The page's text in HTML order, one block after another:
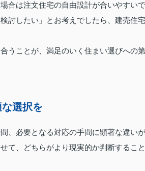
合は注文住宅の自由設計が合いやすいで
討したい」とお考えでしたら、建売住宅
うことが、満足のいく住まい選びへの第
選択を
、必要となる対応の手間に顕著な違いが
て、どちらがより現実的か判断すること